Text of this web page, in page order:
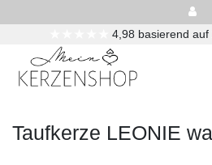
4,98 basierend auf
Taufkerze LEONIE